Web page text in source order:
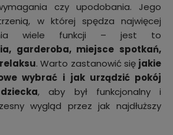
czy upodobania. Jego
w której spędza najwięcej
wiele funkcji – jest to
garderoba, miejsce spotkań,
. Warto zastanowić się jakie
wybrać i jak urządzić pokój
, aby był funkcjonalny i
wygląd przez jak najdłuższy